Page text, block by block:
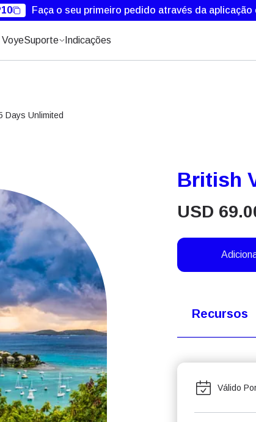
Faça o seu primeiro pedido através da
Suporte Indicações
Days Unlimited
British
USD
Recursos
Válido